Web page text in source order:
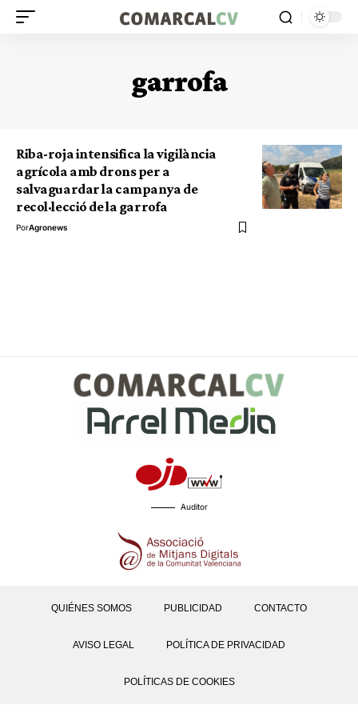
garrofa
Riba-roja intensifica la vigilància
agrícola amb drons per a
salvaguardar la campanya de
recol·lecció de la garrofa
PorAgronews
Auditor
QUIÉNES SOMOS PUBLICIDAD CONTACTO
AVISO LEGAL POLÍTICA DE PRIVACIDAD
POLÍTICAS DE COOKIES